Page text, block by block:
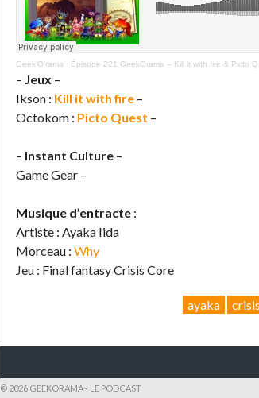
Geek’O’rama · Épisode 221 GeekOrama – Kill it with fire & Picto
– Jeux –
Ikson : Kill it with fire –
Octokom : Picto Quest –
– Instant Culture –
Game Gear –
Musique d’entracte :
Artiste : Ayaka Iida
Morceau : Why
Jeu : Final fantasy Crisis Core
ayaka
© 2026 GEEKORAMA - LE PODCAST